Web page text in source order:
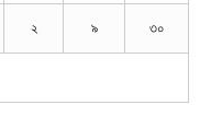
২ ৯ ৩০